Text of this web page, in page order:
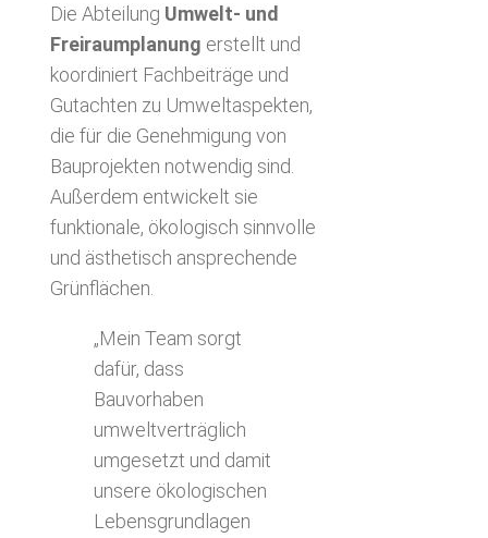
Die Abteilung Umwelt- und
Freiraumplanung erstellt und
koordiniert Fachbeiträge und
Gutachten zu Umweltaspekten,
die für die Genehmigung von
Bauprojekten notwendig sind.
Außerdem entwickelt sie
funktionale, ökologisch sinnvolle
und ästhetisch ansprechende
Grünflächen.
„Mein Team sorgt
dafür, dass
Bauvorhaben
umweltverträglich
umgesetzt und damit
unsere ökologischen
Lebensgrundlagen